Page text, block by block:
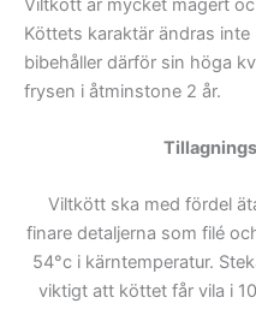
Viltkött är mycket magert
Köttets karaktär ändras
bibehåller därför sin höga
frysen i åtminstone 2 år.
Viltkött ska med fördel
finare detaljerna som filé
54°c i kärntemperatur.
viktigt att köttet får vila i